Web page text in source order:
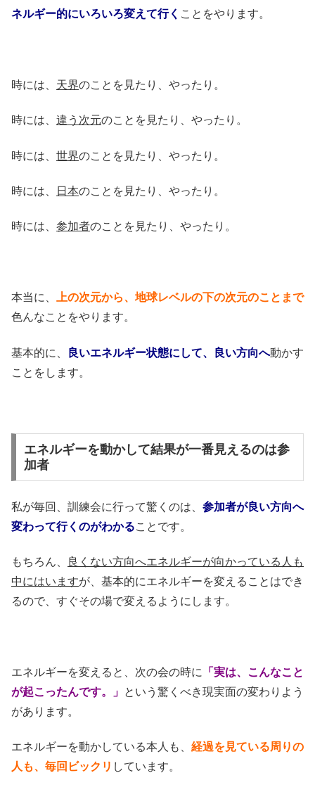
ネルギー的にいろいろ変えて行く ことをやります。
時には、 天界のことを見たり、やったり。
時には、 違う次元のことを見たり、やったり。
時には、 世界のことを見たり、やったり。
時には、 日本のことを見たり、やったり。
時には、 参加者のことを見たり、やったり。
本当に、
上の次元から、地球レベルの下の次元のことまで
色んなことをやります。
基本的に、 良いエネルギー状態にして、良い方向へ動かす
ことをします。
エネルギーを動かして結果が一番見えるのは参
加者
私が毎回、訓練会に行って驚くのは、 参加者が良い方向へ
変わって行くのがわかることです。
もちろん、
良くない方向へエネルギーが向かっている人も
中にはいますが、基本的にエネルギーを変えることはでき
るので、すぐその場で変えるようにします。
エネルギーを変えると、次の会の時に
「実は、こんなこと
が起こったんです。」 という驚くべき現実面の変わりよう
があります。
エネルギーを動かしている本人も、 経過を見ている周りの
人も、毎回ビックリ しています。